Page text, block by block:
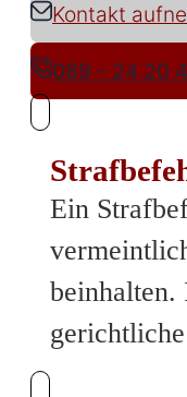
Kontakt
089 - 24 20
Ein
beinhalten.